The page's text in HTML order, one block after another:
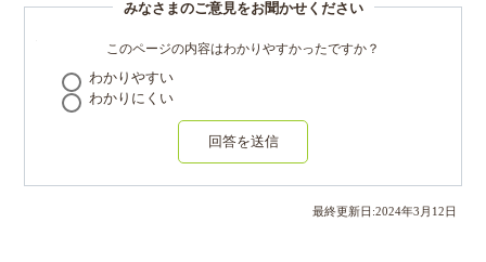
みなさまのご意見をお聞かせください
このページの内容はわかりやすかったですか？
わかりやすい
わかりにくい
回答を送信
最終更新日:2024年3 月 12日